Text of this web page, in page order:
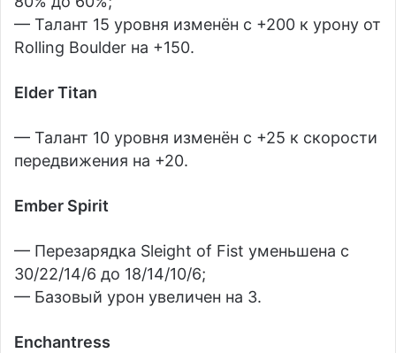
— Талант 15 уровня изменён с +200 к урону от
Rolling Boulder на +150.
Elder Titan
— Талант 10 уровня изменён с +25 к скорости
передвижения на +20.
Ember Spirit
— Перезарядка Sleight of Fist уменьшена с
30/22/14/6 до 18/14/10/6;
— Базовый урон увеличен на 3.
Enchantress